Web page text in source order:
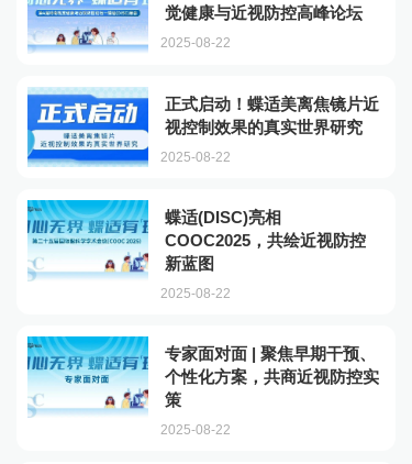
觉健康与近视防控高峰论坛
2025-08-22
正式启动！蝶适美离焦镜片近
视控制效果的真实世界研究
2025-08-22
蝶适(DISC)亮相
COOC2025，共绘近视防控
新蓝图
2025-08-22
专家面对面 | 聚焦早期干预、
个性化方案，共商近视防控实
策
2025-08-22